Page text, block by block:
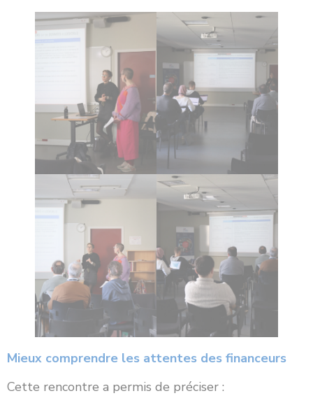
Mieux comprendre les attentes des financeurs
Cette rencontre a permis de préciser :